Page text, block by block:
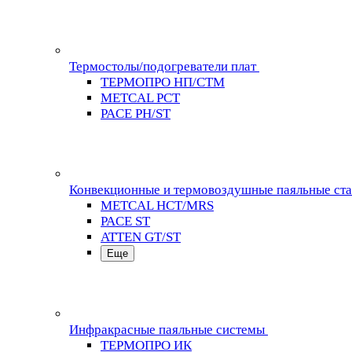
Термостолы/подогреватели плат
ТЕРМОПРО НП/СТМ
METCAL PCT
PACE PH/ST
Конвекционные и термовоздушные паяльные
METCAL HCT/MRS
PACE ST
ATTEN GT/ST
Еще
Инфракрасные паяльные системы
ТЕРМОПРО ИК